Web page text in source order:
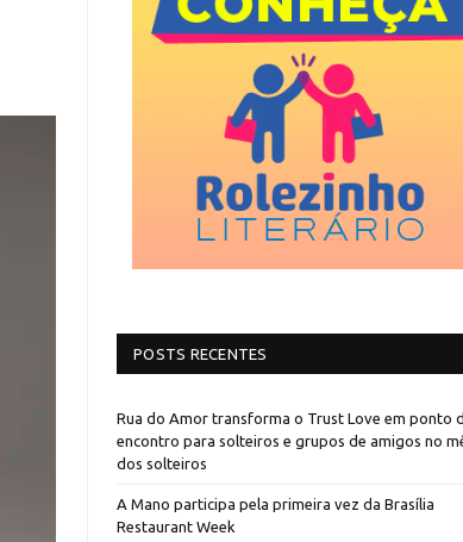
POSTS RECENTES
Rua do Amor transforma o Trust Love em ponto
encontro para solteiros e grupos de amigos no
dos solteiros
A Mano participa pela primeira vez da Brasília
Restaurant Week